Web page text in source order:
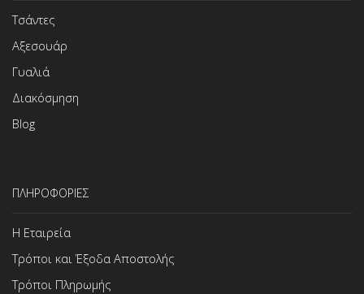
Τσάντες
Αξεσουάρ
Γυαλιά
Διακόσμηση
Blog
ΠΛΗΡΟΦΟΡΙΕΣ
Η Εταιρεία
Τρόποι και Έξοδα Αποστολής
Τρόποι Πληρωμής